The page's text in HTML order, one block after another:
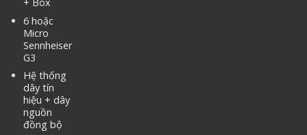
6 hoặc
Micro
Sennheiser
G3
Hệ thống
dây tín
hiệu + dây
nguồn
đồng bộ